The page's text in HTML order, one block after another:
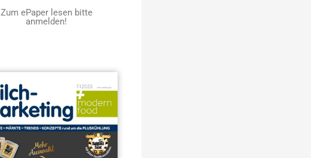
Zum ePaper lesen bitte
anmelden!